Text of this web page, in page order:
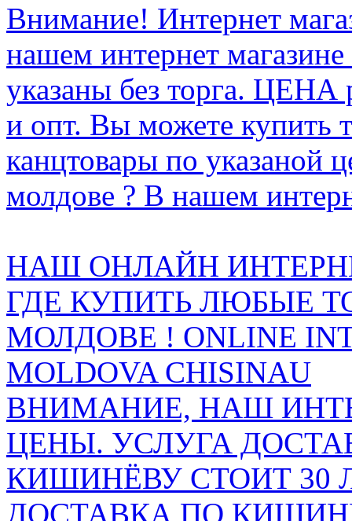
Внимание! Интернет
нашем интернет
указаны без торга.
и опт. Вы можете купить
канцтовары по указаной
молдове ? В нашем
НАШ ОНЛАЙН
ГДЕ КУПИТЬ ЛЮБЫЕ
МОЛДОВЕ ! ONLINE
MOLDOVA CHISINAU
ВНИМАНИЕ, НАШ
ЦЕНЫ. УСЛУГА
КИШИНЁВУ СТОИТ 30
ДОСТАВКА ПО